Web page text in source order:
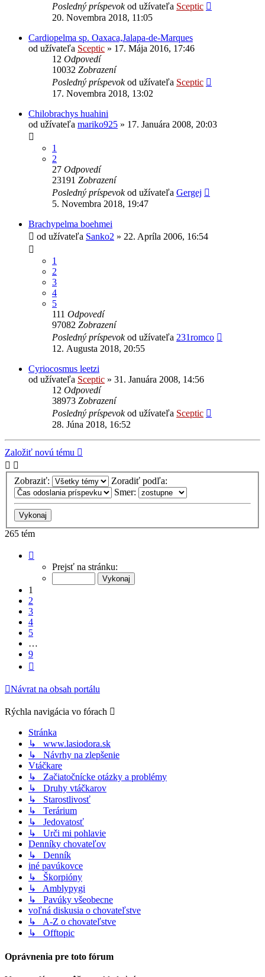
Posledný príspevokod užívateľa Sceptic
20. Novembra 2018, 11:05
Cardiopelma sp. Oaxaca,Jalapa-de-Marques
od užívateľa Sceptic » 17. Mája 2016, 17:46
12 Odpovedí
10032 Zobrazení
Posledný príspevokod užívateľa Sceptic
17. Novembra 2018, 13:02
Chilobrachys huahini
od užívateľa mariko925 » 17. Januára 2008, 20:03
1
2
27 Odpovedí
23191 Zobrazení
Posledný príspevokod užívateľa Gergej
5. Novembra 2018, 19:47
Brachypelma boehmei
od užívateľa Sanko2 » 22. Apríla 2006, 16:54
1
2
3
4
5
111 Odpovedí
97082 Zobrazení
Posledný príspevokod užívateľa 231romco
12. Augusta 2018, 20:55
Cyriocosmus leetzi
od užívateľa Sceptic » 31. Januára 2008, 14:56
12 Odpovedí
38973 Zobrazení
Posledný príspevokod užívateľa Sceptic
28. Júna 2018, 16:52
Založiť novú tému
Zobraziť:
Zoradiť podľa:
Smer:
265 tém
Prejsť na stránku:
1
2
3
4
5
…
9
Návrat na obsah portálu
Rýchla navigácia vo fórach
Stránka
↳ www.lasiodora.sk
↳ Návrhy na zlepšenie
Vtáčkare
↳ Začiatočnícke otázky a problémy
↳ Druhy vtáčkarov
↳ Starostlivosť
↳ Terárium
↳ Jedovatosť
↳ Urči mi pohlavie
Denníky chovateľov
↳ Denník
iné pavúkovce
↳ Škorpióny
↳ Amblypygi
↳ Pavúky všeobecne
voľná diskusia o chovateľstve
↳ A-Z o chovateľstve
↳ Offtopic
Oprávnenia pre toto fórum